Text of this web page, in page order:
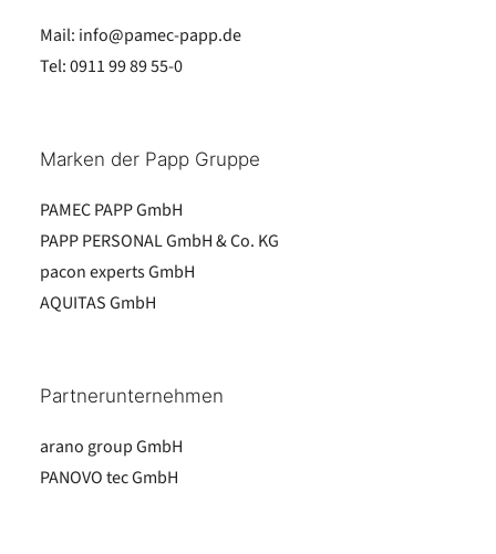
Mail: info@pamec-papp.de
Tel:0911 99 89 55-0
Marken der Papp Gruppe
PAMEC PAPP GmbH
PAPP PERSONAL GmbH & Co. KG
pacon experts GmbH
AQUITAS GmbH
Partnerunternehmen
arano group GmbH
PANOVO tec GmbH